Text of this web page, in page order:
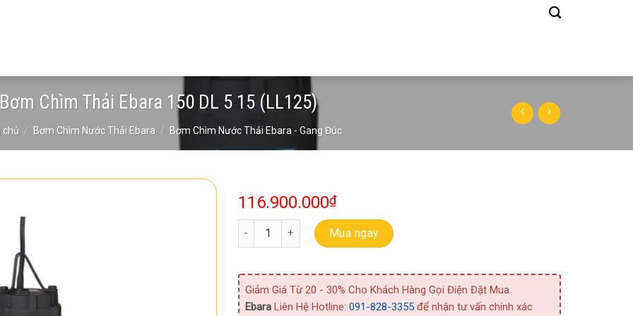
Bơm Chìm Thải Ebara 150 DL 5 15 (LL125)
chủ / Bơm Chìm Nước Thải Ebara / Bơm Chìm Nước Thải Ebara - Gang Đúc
116.900.000₫
Bơm Chìm Thải Ebara 150 DL 5 15 (LL125) số lượng
Mua ngay
Giảm Giá Từ 20 - 30% Cho Khách Hàng Gọi Điện Đặt Mua.
EbaraLiên Hệ Hotline: 091-828-3355để nhận tư vấn chính xác